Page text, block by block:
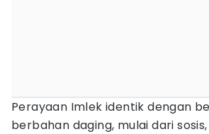
Perayaan Imlek identik dengan
berbahan daging, mulai dari